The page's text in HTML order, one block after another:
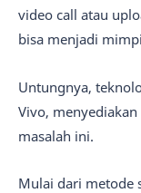
video call atau
bisa menjadi
Untungnya,
Vivo,
masalah ini.
Mulai dari metode